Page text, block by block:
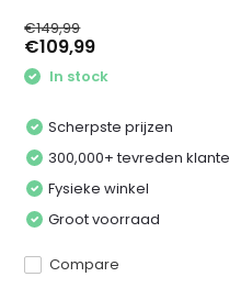
€149,99
€109,99
In stock
Scherpste prijzen
300,000+ tevreden
Fysieke winkel
Groot voorraad
Compare